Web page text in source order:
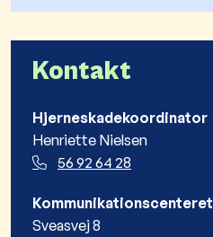
Kontakt
Hjerneskadekoordinator
Henriette Nielsen
56 92 64 28
Kommunikationscenteret
Sveasvej 8